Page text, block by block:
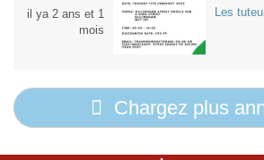
il ya 2 ans et 1
mois
Les
Chargez plus